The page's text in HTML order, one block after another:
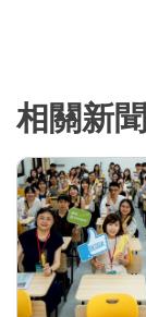
相關新聞